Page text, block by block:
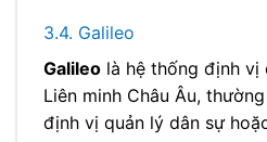
3.4. Galileo
Galileo là hệ thống định
Liên minh Châu Âu,
định vị quản lý dân sự